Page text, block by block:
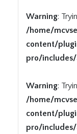
Warning:
/home/
content/
pro/
Warning:
/home/
content/
pro/